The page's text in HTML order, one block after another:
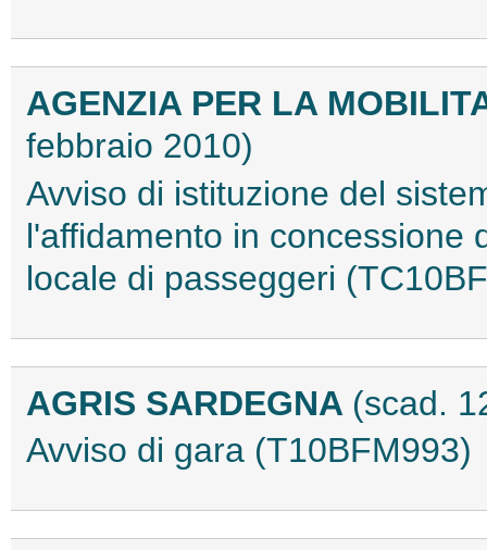
AGENZIA PER LA
febbraio 2010)
Avviso di istituzione del
l'affidamento in concessione
locale di passeggeri
AGRIS SARDEGNA (scad.
Avviso di gara (T10BFM993)